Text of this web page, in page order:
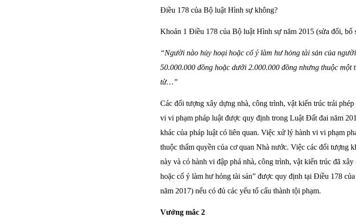
Điều 178 của Bộ luật Hình sự không?
Khoản 1 Điều 178 của Bộ luật Hình sự năm 2015 (sửa đổi, bổ
“Người nào hủy hoại hoặc cố ý làm hư hỏng tài sản của
50.000.000 đồng hoặc dưới 2.000.000 đồng nhưng thuộc
từ…”
Các đối tượng xây dựng nhà, công trình, vật kiến trúc trái
vi vi phạm pháp luật được quy định trong Luật Đất đai năm
khác của pháp luật có liên quan. Việc xử lý hành vi vi phạm
thuộc thẩm quyền của cơ quan Nhà nước. Việc các đối tượng
này và có hành vi đập phá nhà, công trình, vật kiến trúc đã
hoặc cố ý làm hư hỏng tài sản” được quy định tại Điều 178
năm 2017) nếu có đủ các yếu tố cấu thành tội phạm.
Vướng mắc 2